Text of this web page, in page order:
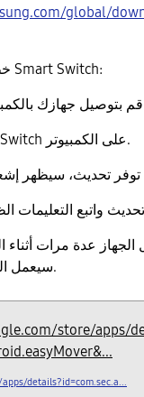
global/
خطوات التحديث عبر Smart Switch:
افتح تطبيق Smart Switch على الكمبيوتر.
تحديث
عدة مرات أثناء
سيعمل الجهاز بشكل طبيعي.
store/apps/
details?id=com.sec.a...